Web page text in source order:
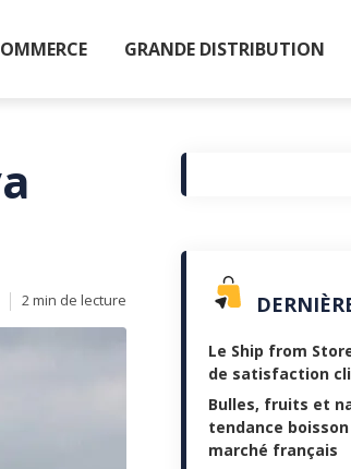
GRANDE DISTRIBUTION
2 min de lecture
Le Ship from
de satisfaction
Bulles, fruits et
tendance
marché français